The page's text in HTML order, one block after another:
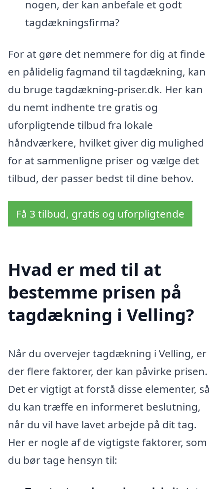
nogen, der kan anbefale et godt
tagdækningsfirma?
For at gøre det nemmere for dig at finde
en pålidelig fagmand til tagdækning, kan
du bruge tagdækning-priser.dk. Her kan
du nemt indhente tre gratis og
uforpligtende tilbud fra lokale
håndværkere, hvilket giver dig mulighed
for at sammenligne priser og vælge det
tilbud, der passer bedst til dine behov.
Få 3 tilbud, gratis og uforpligtende
Hvad er med til at
bestemme prisen på
tagdækning i Velling?
Når du overvejer tagdækning i Velling, er
der flere faktorer, der kan påvirke prisen.
Det er vigtigt at forstå disse elementer, så
du kan træffe en informeret beslutning,
når du vil have lavet arbejde på dit tag.
Her er nogle af de vigtigste faktorer, som
du bør tage hensyn til: